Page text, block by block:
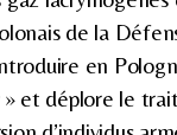
de la
en
» et déplore le